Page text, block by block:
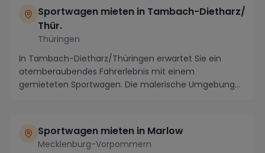
Sportwagen mieten in Tambach-Dietharz/
Thür.
Thüringen
In Tambach-Dietharz/Thüringen erwartet Sie ein
atemberaubendes Fahrerlebnis mit einem
gemieteten Sportwagen. Die malerische Umgebung
Sportwagen mieten in Marlow
Mecklenburg-Vorpommern